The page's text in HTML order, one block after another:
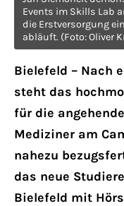
Have any
+44 1234
Drop us a
About us
Lorem ipsum
adipiscing elit.
Events im Skills Lab
die Erstversorgung
abläuft. (Foto: Oliver
Bielefeld – Nach
steht das
für die
Mediziner am
nahezu
das neue
Bielefeld mit